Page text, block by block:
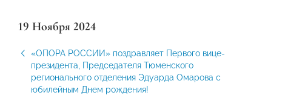
19 Ноября 2024
«ОПОРА РОССИИ» поздравляет Первого вице-
президента, Председателя Тюменского
регионального отделения Эдуарда Омарова с
юбилейным Днем рождения!